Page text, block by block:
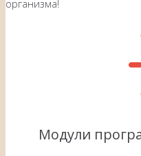
организма!
Модули